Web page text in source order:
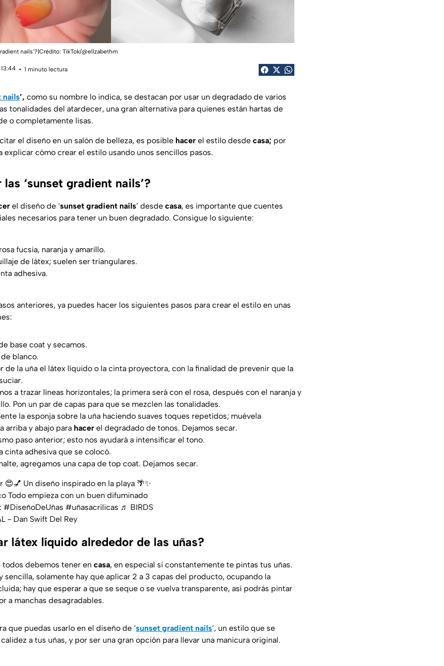
nails’?|Crédito: TikTok/@ellzabethm
1 minuto lectura
nails’, como su nombre lo indica, se destacan por usar un degradado de varios
tonalidades del atardecer, una gran alternativa para quienes están hartas de
o completamente lisas.
el diseño en un salón de belleza, es posible hacer el estilo desde casa; por
explicar cómo crear el estilo usando unos sencillos pasos.
‘sunset gradient nails’?
el diseño de ‘sunset gradient nails’ desde casa, es importante que cuentes
necesarios para tener un buen degradado. Consigue lo siguiente:
fucsia, naranja y amarillo.
de látex; suelen ser triangulares.
adhesiva.
anteriores, ya puedes hacer los siguientes pasos para crear el estilo en unas
base coat y secamos.
blanco.
de la uña el látex líquido o la cinta proyectora, con la finalidad de prevenir que la
a trazar líneas horizontales; la primera será con el rosa, después con el naranja y
Pon un par de capas para que se mezclen las tonalidades.
la esponja sobre la uña haciendo suaves toques repetidos; muévela
arriba y abajo para hacer el degradado de tonos. Dejamos secar.
paso anterior; esto nos ayudará a intensificar el tono.
cinta adhesiva que se colocó.
agregamos una capa de top coat. Dejamos secar.
Un diseño inspirado en la playa 🌴✨
Todo empieza con un buen difuminado
#DiseñoDeUñas #uñasacrilicas ♬ BIRDS
- Dan Swift Del Rey
látex líquido alrededor de las uñas?
todos debemos tener en casa, en especial si constantemente te pintas tus uñas.
sencilla, solamente hay que aplicar 2 a 3 capas del producto, ocupando la
hay que esperar a que se seque o se vuelva transparente, así podrás pintar
a manchas desagradables.
que puedas usarlo en el diseño de ‘sunset gradient nails’, un estilo que se
a tus uñas, y por ser una gran opción para llevar una manicura original.